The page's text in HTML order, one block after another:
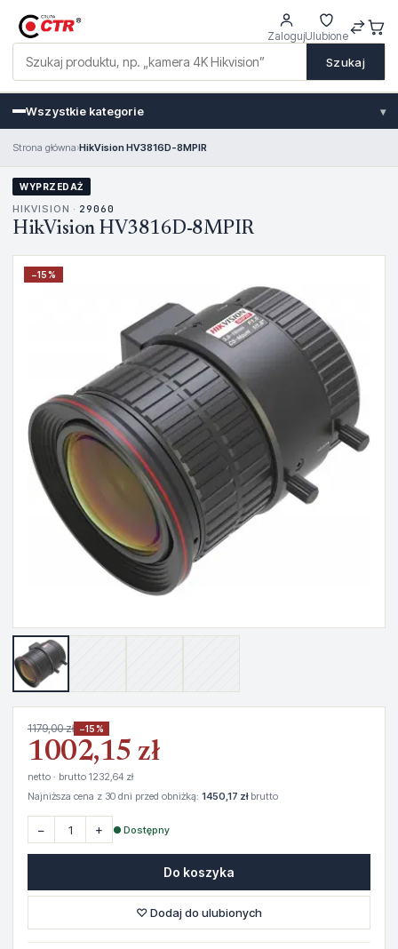
Szukaj
ZalogujUlubione
Wszystkie kategorie ▾
Strona główna›HikVision HV3816D-8MPIR
WYPRZEDAŻ
HIKVISION · 29060
HikVision HV3816D-8MPIR
−15%
1179,00 zł −15%
1002,15 zł
netto · brutto 1232,64 zł
Najniższa cena z 30 dni przed obniżką: 1450,17 złbrutto
− + ● Dostępny
Do koszyka
♡ Dodaj do ulubionych